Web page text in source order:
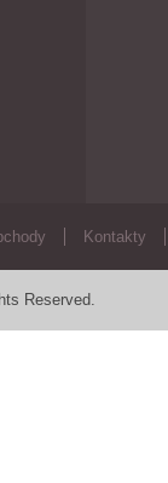
Kontakty
Reserved.